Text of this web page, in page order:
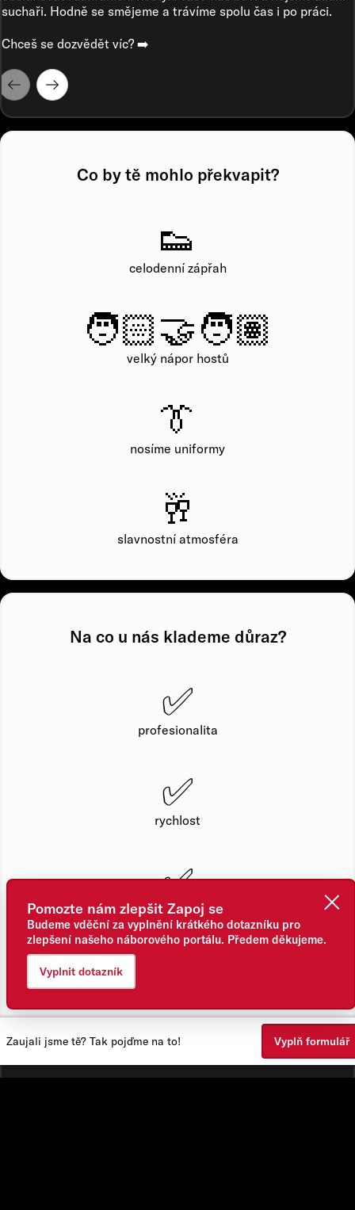
suchaři. Hodně se smějeme a trávíme spolu čas i po práci.
Chceš se dozvědět víc? ➡️
Co by tě mohlo překvapit?
👟
celodenní zápřah
🧑🏻‍🤝‍🧑🏽
velký nápor hostů
👔
nosíme uniformy
🥂
slavnostní atmosféra
Na co u nás klademe důraz?
✅
profesionalita
✅
rychlost
✅
noblesa
Zaujali jsme tě? Tak pojďme na to! Vyplň formulář
Pomozte nám zlepšit Zapoj se
Budeme vděční za vyplnění krátkého dotazníku pro
zlepšení našeho náborového portálu. Předem děkujeme.
Vyplnit dotazník